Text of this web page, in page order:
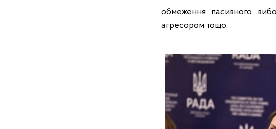
обмеження пасивного
агресором тощо.